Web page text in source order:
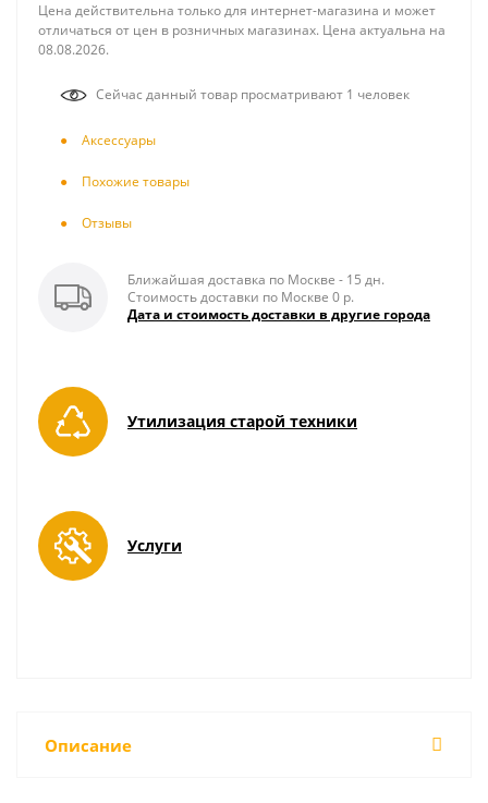
Цена действительна только для интернет-магазина и может
отличаться от цен в розничных магазинах. Цена актуальна на
08.08.2026.
Сейчас данный товар просматривают 1 человек
Аксесcуары
Похожие товары
Отзывы
Ближайшая доставка по Москве - 15 дн.
Стоимость доставки по Москве 0 р.
Дата и стоимость доставки в другие города
Утилизация старой техники
Услуги
Описание